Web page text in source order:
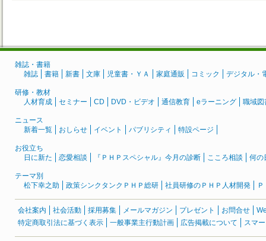
雑誌・書籍
雑誌
書籍 新書 文庫 児童書・ＹＡ 家庭通販 コミック デジタル・
研修・教材
人材育成
セミナー CD DVD・ビデオ 通信教育 eラーニング 職域図
ニュース
新着一覧
おしらせ イベント パブリシティ 特設ページ
お役立ち
日に新た
恋愛相談 『ＰＨＰスペシャル』今月の診断 こころ相談 何の
テーマ別
松下幸之助
政策シンクタンクＰＨＰ総研 社員研修のＰＨＰ人材開発
会社案内 社会活動 採用募集 メールマガジン プレゼント お問合せ
特定商取引法に基づく表示
一般事業主行動計画 広告掲載について スマ